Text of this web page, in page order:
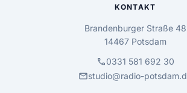
KONTAKT
Brandenburger Straße 48
14467 Potsdam
call0331 581 692 30
mailstudio@radio-